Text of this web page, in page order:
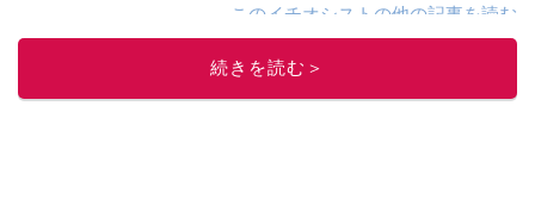
このイチオシストの他の記事を読む
続きを読む＞